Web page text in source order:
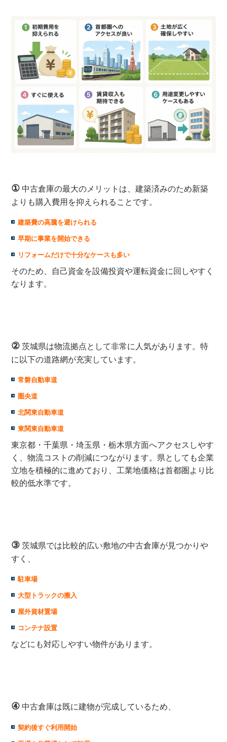
① 中古倉庫の最大のメリットは、建築済みのため新築
よりも購入費用を抑えられることです。
建築費の高騰を避けられる
早期に事業を開始できる
リフォームだけで十分なケースも多い
そのため、自己資金を設備投資や運転資金に回しやすく
なります。
② 茨城県は物流拠点として非常に人気があります。特
に以下の道路網が充実しています。
常磐自動車道
圏央道
北関東自動車道
東関東自動車道
東京都・千葉県・埼玉県・栃木県方面へアクセスしやす
く、物流コストの削減につながります。県としても企業
立地を積極的に進めており、工業地価格は首都圏より比
較的低水準です。
③ 茨城県では比較的広い敷地の中古倉庫が見つかりや
すく、
駐車場
大型トラックの搬入
屋外資材置場
コンテナ設置
などにも対応しやすい物件があります。
④ 中古倉庫は既に建物が完成しているため、
契約後すぐ利用開始